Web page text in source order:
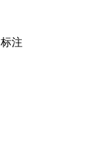
标注